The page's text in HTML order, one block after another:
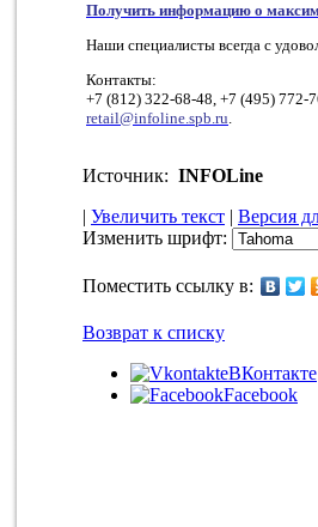
Получить информацию о
Наши специалисты всегда с
Контакты:
+7 (812) 322-68-48, +7 (495) 772-
retail@infoline.spb.ru.
Источник: INFOLine
| Увеличить текст | Версия
Изменить шрифт:
Поместить ссылку в:
Возврат к списку
ВКонтакте
Facebook